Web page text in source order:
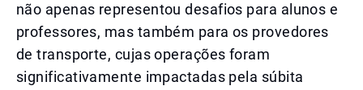
não apenas representou desafios para alunos e
professores, mas também para os provedores
de transporte, cujas operações foram
significativamente impactadas pela súbita